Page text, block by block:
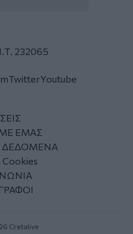
232065
TwitterYoutube
ΕΜΑΣ
ΔΕΔΟΜΕΝΑ
Cookies
Cretalive